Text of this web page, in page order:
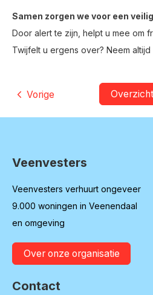
Samen zorgen we voor een
Door alert te zijn, helpt u mee om
Twijfelt u ergens over? Neem
Overzicht
Vorige
Contactinformatie
Veenvesters
Veenvesters verhuurt ongeveer
9.000 woningen in Veenendaal
en omgeving
Over onze organisatie
Contact